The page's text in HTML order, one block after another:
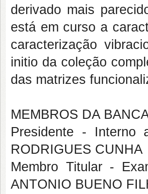
derivado mais
está em curso a
caracterização
initio da coleção
das matrizes
MEMBROS DA
Presidente - Interno
RODRIGUES CUNHA
Membro Titular -
ANTONIO BUENO